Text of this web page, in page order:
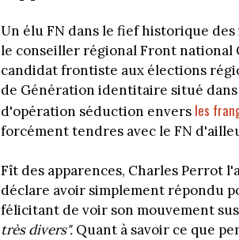
Un élu FN dans le fief historique
le conseiller régional Front national
candidat frontiste aux élections
de Génération identitaire situé
d'opération séduction envers les
forcément tendres avec le FN
Fît des apparences, Charles Perrot
déclare avoir simplement répondu
félicitant de voir son mouvement
très divers". Quant à savoir ce que